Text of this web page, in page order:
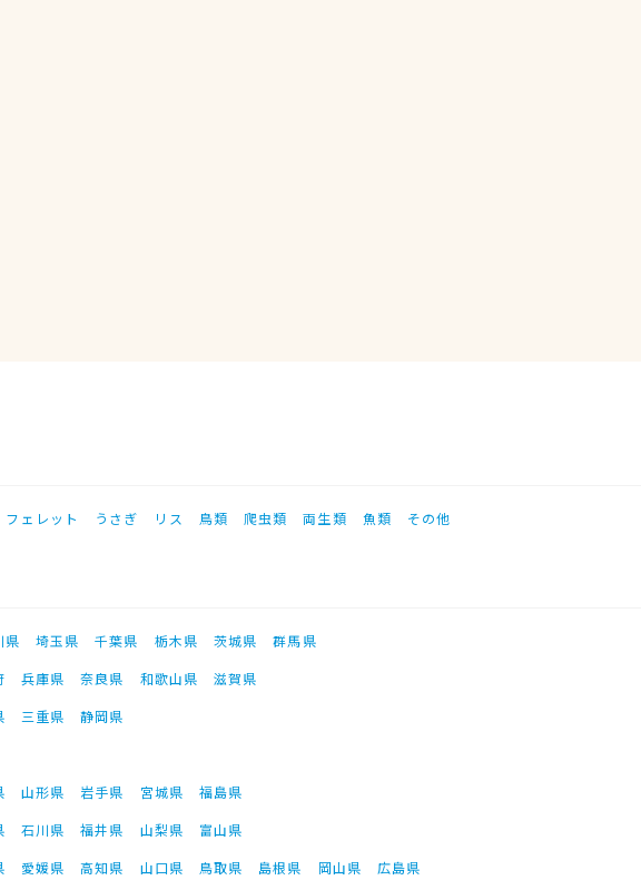
フェレット うさぎ リス 鳥類 爬虫類 両生類 魚類 その他
県 埼玉県 千葉県 栃木県 茨城県
群馬県
兵庫県 奈良県 和歌山県
滋賀県
三重県
静岡県
山形県 岩手県 宮城県
福島県
石川県 福井県 山梨県
富山県
愛媛県 高知県 山口県 鳥取県 島根県 岡山県
広島県